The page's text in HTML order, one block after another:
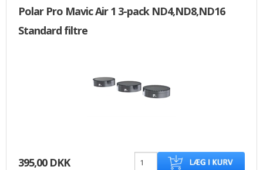
Polar Pro Mavic Air 1 3-pack ND4,ND8,ND16
Standard filtre
395,00 DKK